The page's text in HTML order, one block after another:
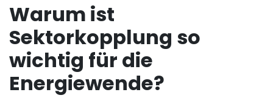
Warum ist
Sektorkopplung so
wichtig für die
Energiewende?